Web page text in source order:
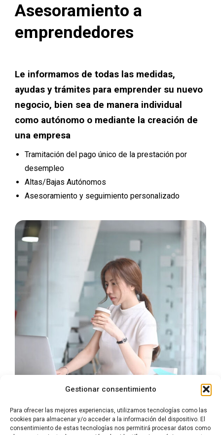
Gestionar consentimiento
Para ofrecer las mejores experiencias, utilizamos tecnologías como las
cookies para almacenar y/o acceder a la información del dispositivo. El
consentimiento de estas tecnologías nos permitirá procesar datos como
Asesoramiento a
emprendedores
Le informamos de todas las medidas,
ayudas y trámites para emprender su nuevo
negocio, bien sea de manera individual
como autónomo o mediante la creación de
una empresa
Tramitación del pago único de la prestación por
desempleo
Altas/Bajas Autónomos
Asesoramiento y seguimiento personalizado